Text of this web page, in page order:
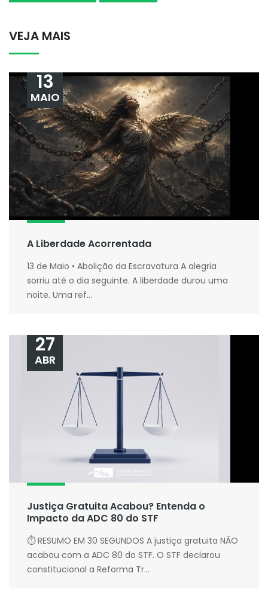
VEJA MAIS
A Liberdade Acorrentada
13
MAIO
13 de Maio • Abolição da Escravatura A alegria
sorriu até o dia seguinte. A liberdade durou uma
noite. Uma ref...
Justiça Gratuita Acabou? Entenda o
Impacto da ADC 80 do STF
27
ABR
⏱ RESUMO EM 30 SEGUNDOS A justiça gratuita NÃO
acabou com a ADC 80 do STF. O STF declarou
constitucional a Reforma Tr...